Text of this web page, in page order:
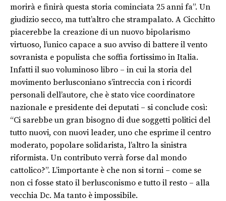
morirà e finirà questa storia cominciata 25 anni fa”. Un
giudizio secco, ma tutt’altro che strampalato. A Cicchitto
piacerebbe la creazione di un nuovo bipolarismo
virtuoso, l’unico capace a suo avviso di battere il vento
sovranista e populista che soffia fortissimo in Italia.
Infatti il suo voluminoso libro – in cui la storia del
movimento berlusconiano s’intreccia con i ricordi
personali dell’autore, che è stato vice coordinatore
nazionale e presidente dei deputati – si conclude così:
“Ci sarebbe un gran bisogno di due soggetti politici del
tutto nuovi, con nuovi leader, uno che esprime il centro
moderato, popolare solidarista, l’altro la sinistra
riformista. Un contributo verrà forse dal mondo
cattolico?”. L’importante è che non si torni – come se
non ci fosse stato il berlusconismo e tutto il resto – alla
vecchia Dc. Ma tanto è impossibile.